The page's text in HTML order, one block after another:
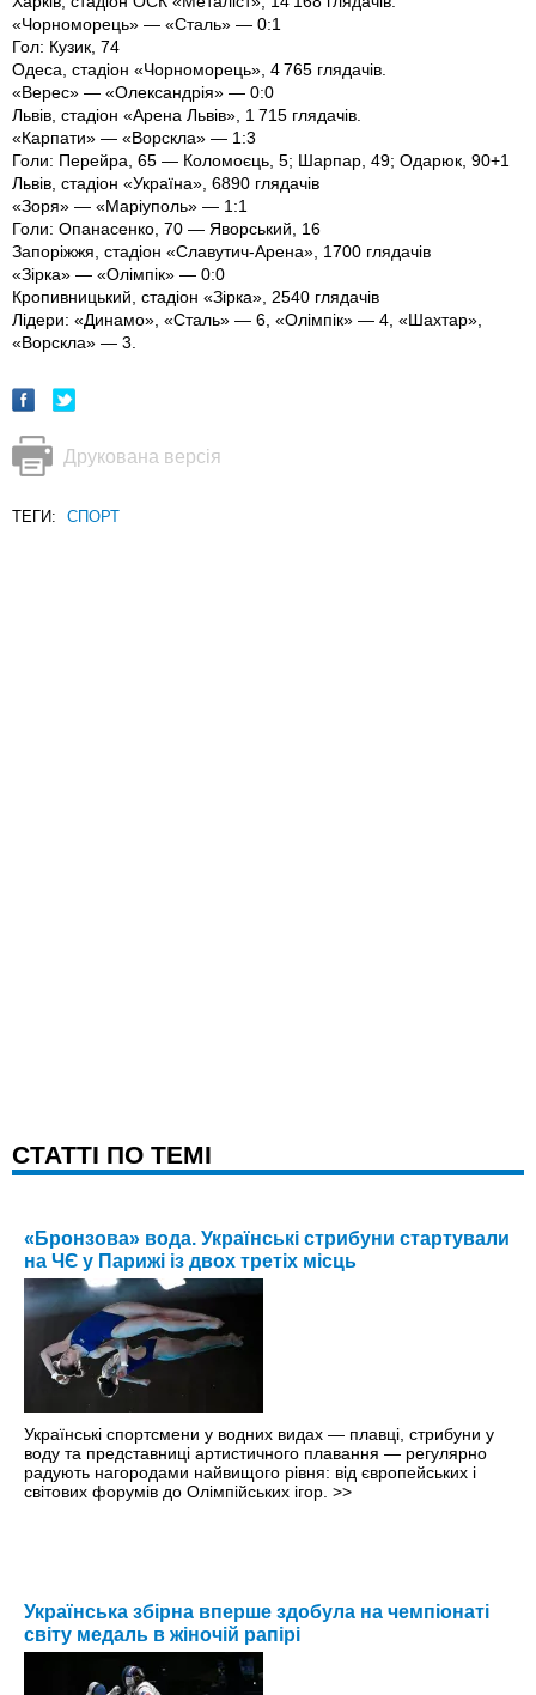
«Чорноморець» — «Сталь» — 0:1
Гол: Кузик, 74
Одеса, стадіон «Чорноморець», 4 765 глядачів.
«Верес» — «Олександрія» — 0:0
Львів, стадіон «Арена Львів», 1 715 глядачів.
«Карпати» — «Ворскла» — 1:3
Голи: Перейра, 65 — Коломоєць, 5; Шарпар, 49; Одарюк, 90+1
Львів, стадіон «Україна», 6890 глядачів
«Зоря» — «Маріуполь» — 1:1
Голи: Опанасенко, 70 — Яворський, 16
Запоріжжя, стадіон «Славутич-Арена», 1700 глядачів
«Зірка» — «Олімпік» — 0:0
Кропивницький, стадіон «Зірка», 2540 глядачів
Лідери: «Динамо», «Сталь» — 6, «Олімпік» — 4, «Шахтар»,
«Ворскла» — 3.
Друкована версія
ТЕГИ: СПОРТ
CТАТТІ ПО ТЕМІ
«Бронзова» вода. Українські стрибуни стартували
на ЧЄ у Парижі із двох третіх місць
Українські спортсмени у водних видах — плавці, стрибуни у
воду та представниці артистичного плавання — регулярно
радують нагородами найвищого рівня: від європейських і
світових форумів до Олімпійських ігор. >>
Українська збірна вперше здобула на чемпіонаті
світу медаль в жіночій рапірі